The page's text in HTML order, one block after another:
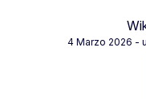
4 Marzo 2026 -